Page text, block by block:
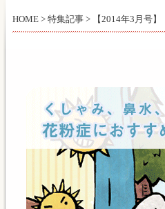
HOME > 特集記事 > 【2014年3月号】